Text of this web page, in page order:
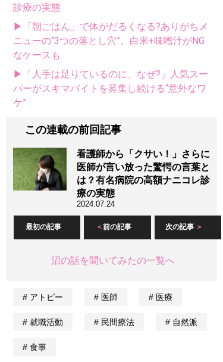
診療の実態
▶「朝ごはん」で体がだるくなる?ありがちメ
ニューの“3つの落とし穴”。白米+味噌汁がNG
なケースも
▶「人手は足りているのに、なぜ?」人気スー
パーがスキマバイトを募集し続ける“意外なワ
ケ”
この連載の前回記事
看護師から「クサい！」さらに
医師が言い放った驚愕の言葉と
は？有名病院の高額ナニコレ診
療の実態
2024.07.24
最初の記事 前の記事 次の記事
沼の話を聞いてみたの一覧へ
アトピー 医師 医療
就職活動 民間療法 自然派
食事